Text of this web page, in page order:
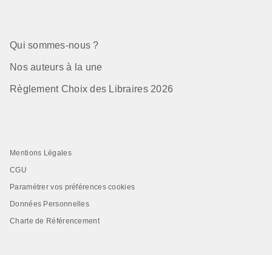
Qui sommes-nous ?
Nos auteurs à la une
Règlement Choix des Libraires 2026
Mentions Légales
CGU
Paramétrer vos préférences cookies
Données Personnelles
Charte de Référencement